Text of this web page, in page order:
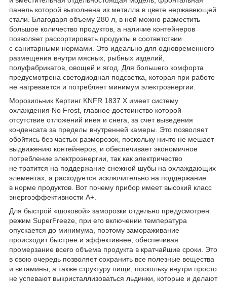
панель которой выполнена из металла в цвете нержавеющей
стали. Благодаря объему 280 л, в ней можно разместить
большое количество продуктов, а наличие контейнеров
позволяет рассортировать продукты в соответствии
с санитарными нормами. Это идеально для одновременного
размещения внутри мясных, рыбных изделий,
полуфабрикатов, овощей и ягод. Для большего комфорта
предусмотрена светодиодная подсветка, которая при работе
не нагревается и потребляет минимум электроэнергии.
Морозильник Кертинг KNFR 1837 Х имеет систему
охлаждения No Frost, главное достоинство которой —
отсутствие отложений инея и снега, за счет выведения
конденсата за пределы внутренней камеры. Это позволяет
обойтись без частых разморозок, поскольку ничто не мешает
выдвижению контейнеров, и обеспечивает экономичное
потребление электроэнергии, так как электричество
не тратится на поддержание снежной шубы на охлаждающих
элементах, а расходуется исключительно на поддержание
в норме продуктов. Вот почему прибор имеет высокий класс
энергоэффективности А+.
Для быстрой «шоковой» заморозки отдельно предусмотрен
режим SuperFreeze, при его включении температура
опускается до минимума, поэтому замораживание
происходит быстрее и эффективнее, обеспечивая
промерзание всего объема продукта в кратчайшие сроки. Это
в свою очередь позволяет сохранить все полезные вещества
и витамины, а также структуру пищи, поскольку внутри просто
не успевают выкристаллизоваться льдинки, которые и делают